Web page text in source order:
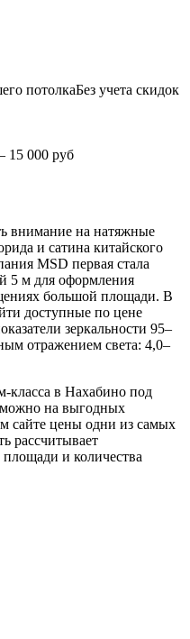
потолкаБез учета скидок
15 000 руб
внимание на натяжные
и сатина китайского
MSD первая стала
5 м для оформления
большой площади. В
доступные по цене
зеркальности 95–
отражением света: 4,0–
класса в Нахабино под
на выгодных
сайте цены одни из самых
рассчитывает
и количества